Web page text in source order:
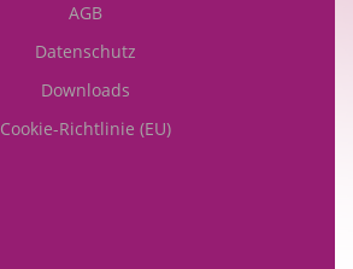
AGB
Datenschutz
Downloads
Cookie-Richtlinie (EU)